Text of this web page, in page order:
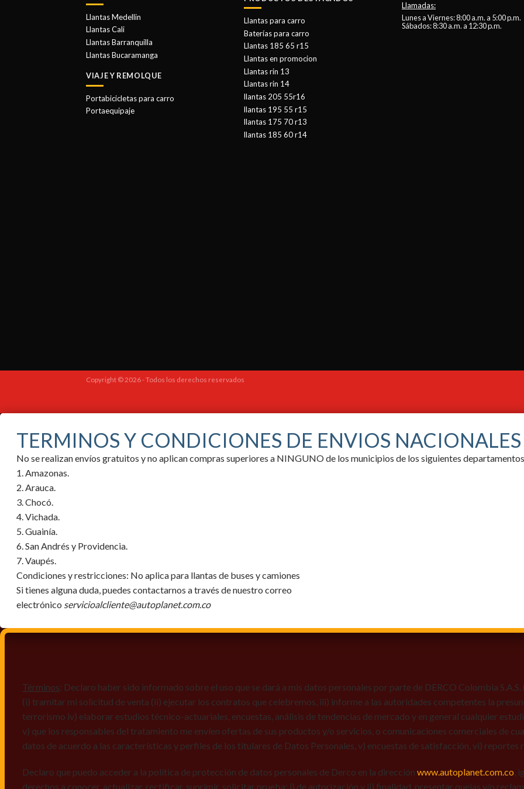
Llantas Medellin
Llantas Cali
Llantas Barranquilla
Llantas Bucaramanga
VIAJE Y REMOLQUE
Portabicicletas para carro
Portaequipaje
Llantas para carro
Baterías para carro
Llantas 185 65 r15
Llantas en promocion
Llantas rin 13
Llantas rin 14
llantas 205 55r16
llantas 195 55 r15
llantas 175 70 r13
llantas 185 60 r14
Llamadas:
Lunes a Viernes: 8:00 a.m. a 5:00 p.m.
Sábados: 8:30 a.m. a 12:30 p.m.
Copyright © 2026 - Todos los derechos reservados
TERMINOS Y CONDICIONES DE ENVIOS
No se realizan envíos gratuitos y no aplican compras superiores a NINGUNO de los municipios de los siguientes
1. Amazonas.
2. Arauca.
3. Chocó.
4. Vichada.
5. Guainía.
6. San Andrés y Providencia.
7. Vaupés.
Condiciones y restricciones: No aplica para llantas de buses y camiones
Si tienes alguna duda, puedes contactarnos a través de nuestro correo
electrónico servicioalcliente@autoplanet.com.co
Términos: Declaro haber sido informado sobre el uso que se dará a mis datos personales por parte de DERCO Colombia
(i) tramitar mi solicitud de venta (ii) ejecutar los contratos que celebremos, iii) informe a las autoridades competentes la
terrorismo iv) elaborar estudios técnico-actuariales, encuestas, análisis de tendencias de mercado y en general cualquier
v) que los responsables del tratamiento me envíen ofertas de sus productos y/o servicios, o comunicaciones comerciales de
datos de acuerdo a las características y perfiles de los titulares de Datos Personales, v) encuestas de satisfacción, vi) reportes
Declaro que puedo acceder a la política de protección de datos personales de Derco en la dirección www.autoplanet.com.co ,
derechos a conocer, actualizar, rectificar, suprimir, solicitar prueba: i) de autorización y ii) finalidad, presentar quejas y/o